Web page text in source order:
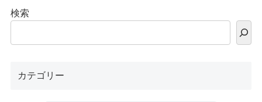
検索
カテゴリー